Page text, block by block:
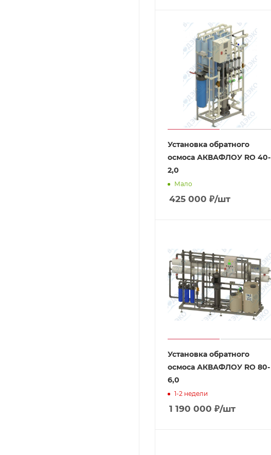
Установка обратного
осмоса АКВАФЛОУ RO 40-
2,0
Мало
425 000 ₽/шт
Установка обратного
осмоса АКВАФЛОУ RO 80-
6,0
1-2 недели
1 190 000 ₽/шт